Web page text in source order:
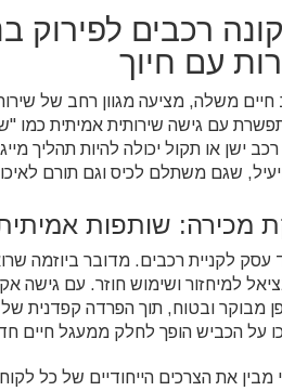
קונה רכבים לפירוק
עם חיוך
חיים משלה, מציעה מגוון רחב של
עם גישה שירותית אמיתית כמו
ישן או תקול יכולה להיות תהליך
שגם משתלם לכיס וגם תורם
מכירה: שותפות אמיתית
עסק לקניית רכבים. מדובר ביוזמה
למיחזור ושימוש חוזר. עם גישה
מבוקר ובטוח, תוך הפרדה קפדנית
על הכביש הופך לחלק ממעגל חיים
מבין את הצרכים הייחודיים של כל